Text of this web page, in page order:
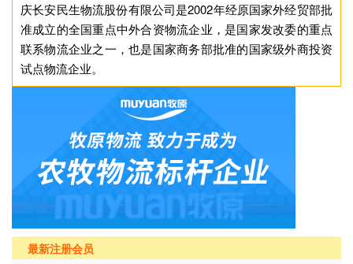
庆长安民生物流股份有限公司是2002年经原国家外经贸部批
准成立的全国重点中外合资物流企业，是国家发改委的重点
联系物流企业之一，也是国家商务部批准的国家级外商投资
试点物流企业。
最新注册会员